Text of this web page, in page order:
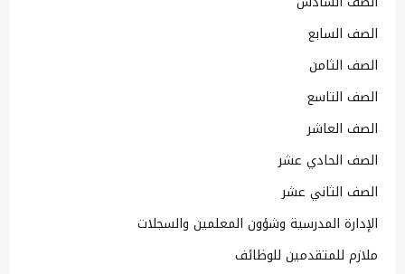
الصف السابع
الصف الثامن
الصف التاسع
الصف العاشر
الصف الحادي عشر
الصف الثاني عشر
الإدارة المدرسية وشؤون المعلمين والسجلات
ملازم للمتقدمين للوظائف